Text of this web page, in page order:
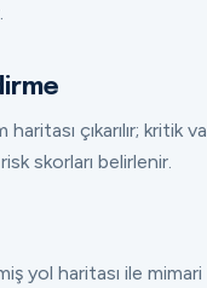
çıkarılır; kritik
risk skorları belirlenir.
yol haritası ile